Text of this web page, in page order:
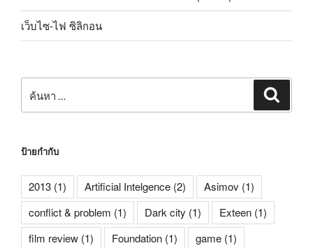
เว็บไซ-ไฟ ซิลิกอน
ป้ายกำกับ
2013 (1) Artificial Intelgence (2) Asimov (1)
conflict & problem (1) Dark city (1) Exteen (1)
film review (1) Foundation (1) game (1)